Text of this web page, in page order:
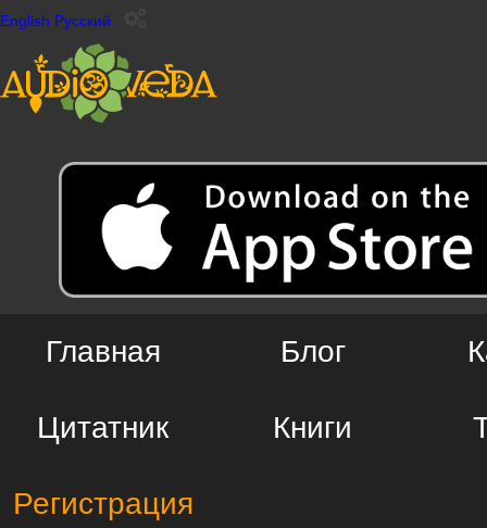
English Русский
Главная Блог
Цитатник Книги
Регистрация